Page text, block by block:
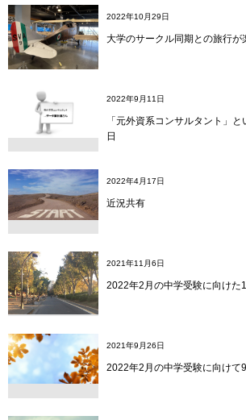
2022年10月29日
大学のサークル同期との旅行が
2022年9月11日
「元外資系コンサルタント」
日
2022年4月17日
近況共有
2021年11月6日
2022年2月の中学受験に向けた
2021年9月26日
2022年2月の中学受験に向けて